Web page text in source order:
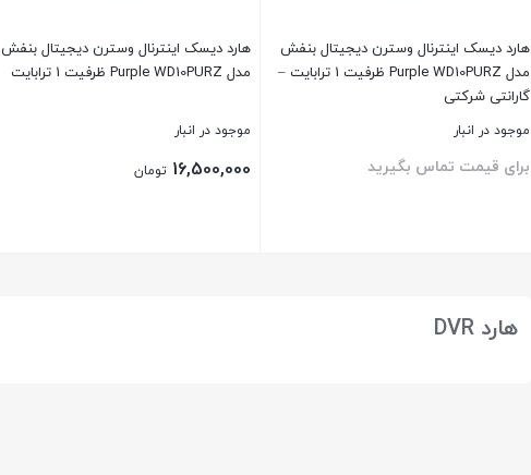
هارد دیسک اینترنال وسترن دیجیتال بنفش
مدل Purple WD10PURZ ظرفیت 1 ترابایت –
گارانتی شرکتی
موجود در انبار
برای قیمت تماس بگیرید
هارد دیسک اینترنال وسترن دیجیتال بنفش
مدل Purple WD10PURZ ظرفیت 1 ترابایت
موجود در انبار
16,500,000 تومان
هارد DVR